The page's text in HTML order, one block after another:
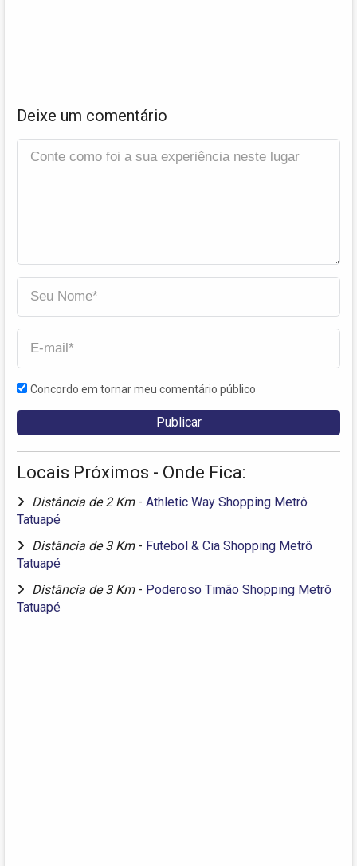
Deixe um comentário
Concordo em tornar meu comentário público
Locais Próximos - Onde Fica:
Distância de 2 Km - Athletic Way Shopping Metrô
Tatuapé
Distância de 3 Km - Futebol & Cia Shopping Metrô
Tatuapé
Distância de 3 Km - Poderoso Timão Shopping Metrô
Tatuapé